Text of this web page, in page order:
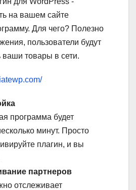
на вашем сайте
Для чего? Полезно
пользователи будут
ваши товары в сети.
программа будет
минут. Просто
плагин, и вы
партнеров
отслеживает